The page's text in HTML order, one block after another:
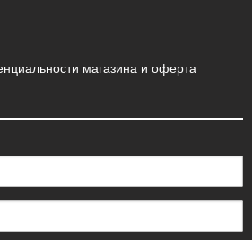
магазина и оферта